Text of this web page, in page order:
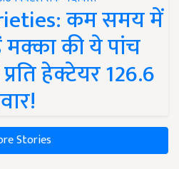
कम समय में
मक्का की ये पांच
हेक्टेयर 126.6
Stories